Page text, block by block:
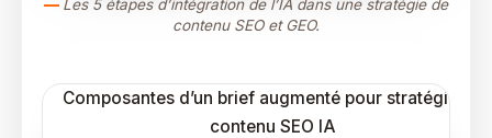
Les 5 étapes d’intégration de l’IA dans une stratégie de
contenu SEO et GEO.
Composantes d’un brief augmenté pour stratégie de
contenu SEO IA